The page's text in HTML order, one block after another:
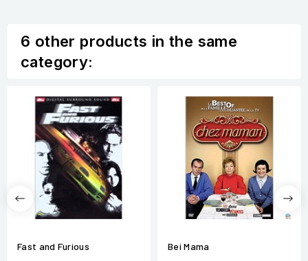
6 other products in the same
category:
Fast and Furious Bei Mama